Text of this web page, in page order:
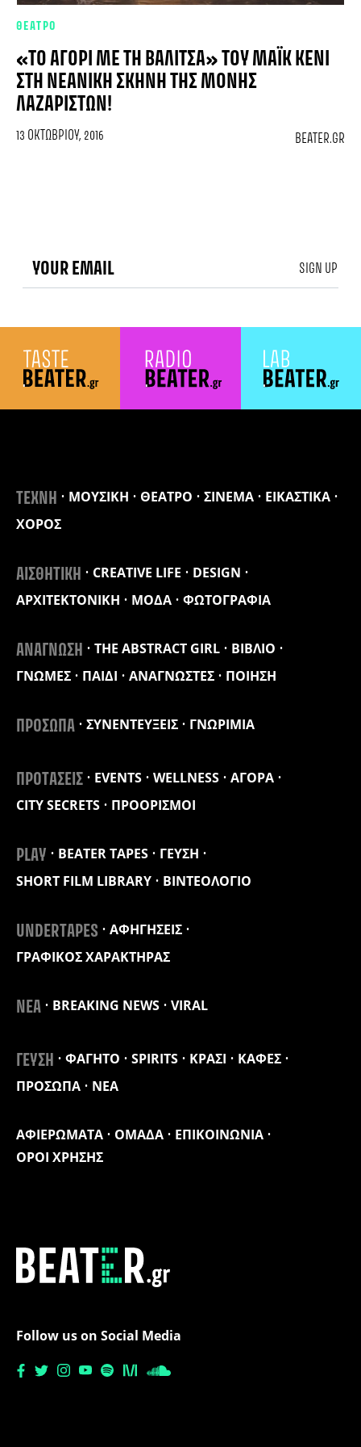
ΘΕΑΤΡΟ
«ΤΟ ΑΓΌΡΙ ΜΕ ΤΗ ΒΑΛΊΤΣΑ» ΤΟΥ ΜΆΙΚ ΚΈΝΙ
ΣΤΗ ΝΕΑΝΙΚΉ ΣΚΗΝΉ ΤΗΣ ΜΟΝΉΣ
ΛΑΖΑΡΙΣΤΏΝ!
13 ΟΚΤΩΒΡΊΟΥ, 2016 BEATER.GR
ΤΕΧΝΗ ΜΟΥΣΙΚΗ ΘΕΑΤΡΟ ΣΙΝΕΜΑ
ΕΙΚΑΣΤΙΚΑ
ΧΟΡΟΣ
ΑΙΣΘΗΤΙΚΗ CREATIVE LIFE
DESIGN
ΑΡΧΙΤΕΚΤΟΝΙΚΗ
ΜΟΔΑ ΦΩΤΟΓΡΑΦΙΑ
ΑΝΑΓΝΩΣΗ THE ABSTRACT GIRL
ΒΙΒΛΙΟ
ΓΝΩΜΕΣ
ΠΑΙΔΙ ΑΝΑΓΝΩΣΤΕΣ ΠΟΙΗΣΗ
ΠΡΟΣΩΠΑ ΣΥΝΕΝΤΕΥΞΕΙΣ ΓΝΩΡΙΜΙΑ
ΑΦΙΕΡΩΜΑΤΑ ΟΜΑΔΑ
ΕΠΙΚΟΙΝΩΝΙΑ
ΟΡΟΙ ΧΡΗΣΗΣ
ΠΡΟΤΑΣΕΙΣ EVENTS WELLNESS
ΑΓΟΡΑ
CITY SECRETS
ΠΡΟΟΡΙΣΜΟΙ
PLAY BEATER TAPES
ΓΕΥΣΗ
SHORT FILM LIBRARY
ΒΙΝΤΕΟΛΟΓΙΟ
UNDERTAPES
ΑΦΗΓΗΣΕΙΣ
ΓΡΑΦΙΚΟΣ ΧΑΡΑΚΤΗΡΑΣ
ΝΕΑ BREAKING NEWS VIRAL
ΓΕΥΣΗ ΦΑΓΗΤΟ SPIRITS ΚΡΑΣΙ
ΚΑΦΕΣ
ΠΡΟΣΩΠΑ
ΝΕΑ
Follow us on Social Media
SIGN UP